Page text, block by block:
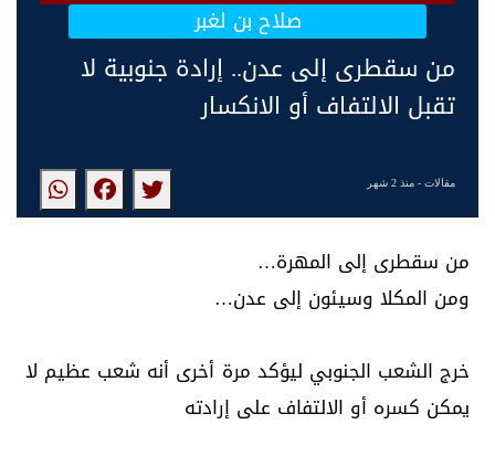
صلاح بن لغبر
من سقطرى إلى عدن.. إرادة جنوبية لا
تقبل الالتفاف أو الانكسار
مقالات- منذ 2 شهر
من سقطرى إلى المهرة…
ومن المكلا وسيئون إلى عدن…
خرج الشعب الجنوبي ليؤكد مرة أخرى أنه شعب عظيم لا
يمكن كسره أو الالتفاف على إرادته